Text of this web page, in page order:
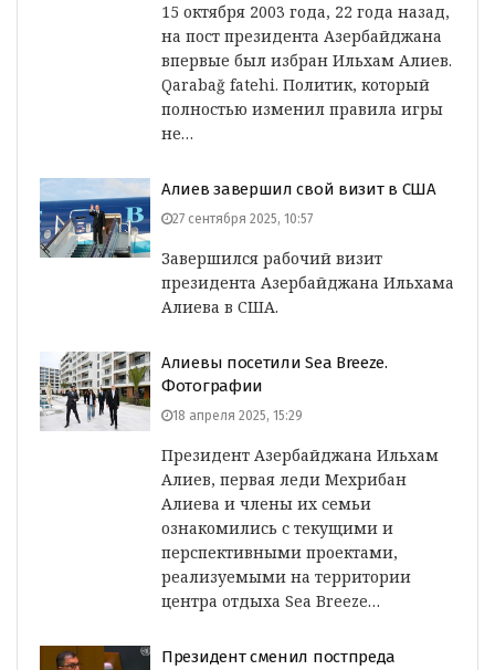
15 октября 2003 года, 22 года назад,
на пост президента Азербайджана
впервые был избран Ильхам Алиев.
Qarabağ fatehi. Политик, который
полностью изменил правила игры
не…
Алиев завершил свой визит в США
27 сентября 2025, 10:57
Завершился рабочий визит
президента Азербайджана Ильхама
Алиева в США.
Алиевы посетили Sea Breeze.
Фотографии
18 апреля 2025, 15:29
Президент Азербайджана Ильхам
Алиев, первая леди Мехрибан
Алиева и члены их семьи
ознакомились с текущими и
перспективными проектами,
реализуемыми на территории
центра отдыха Sea Breeze…
Президент сменил постпреда